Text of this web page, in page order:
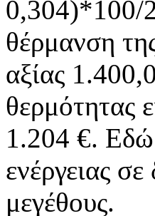
0,304)*100/
θέρμανση
αξίας
θερμότητας
1.204 €. Εδώ
ενέργειας
μεγέθους.